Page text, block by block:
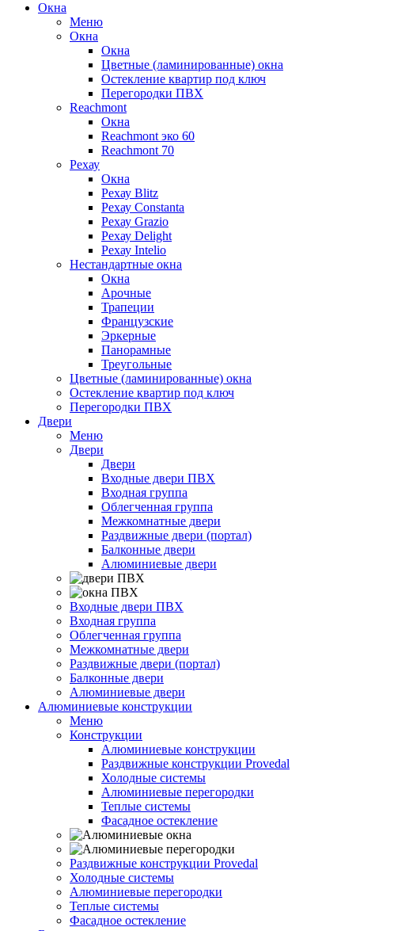
Окна
Меню
Окна
Окна
Цветные (ламинированные) окна
Остекление квартир под ключ
Перегородки ПВХ
Reachmont
Окна
Reachmont эко 60
Reachmont 70
Рехау
Окна
Рехау Blitz
Рехау Constanta
Рехау Grazio
Рехау Delight
Рехау Intelio
Нестандартные окна
Окна
Арочные
Трапеции
Французские
Эркерные
Панорамные
Треугольные
Цветные (ламинированные) окна
Остекление квартир под ключ
Перегородки ПВХ
Двери
Меню
Двери
Двери
Входные двери ПВХ
Входная группа
Облегченная группа
Межкомнатные двери
Раздвижные двери (портал)
Балконные двери
Алюминиевые двери
Входные двери ПВХ
Входная группа
Облегченная группа
Межкомнатные двери
Раздвижные двери (портал)
Балконные двери
Алюминиевые двери
Алюминиевые конструкции
Меню
Конструкции
Алюминиевые конструкции
Раздвижные конструкции Provedal
Холодные системы
Алюминиевые перегородки
Теплые системы
Фасадное остекление
Раздвижные конструкции Provedal
Холодные системы
Алюминиевые перегородки
Теплые системы
Фасадное остекление